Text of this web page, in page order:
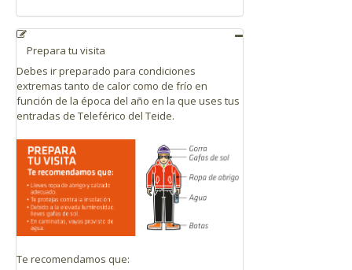
Prepara tu visita
Debes ir preparado para condiciones
extremas tanto de calor como de frío en
función de la época del año en la que uses tus
entradas de Teleférico del Teide.
Te recomendamos que: